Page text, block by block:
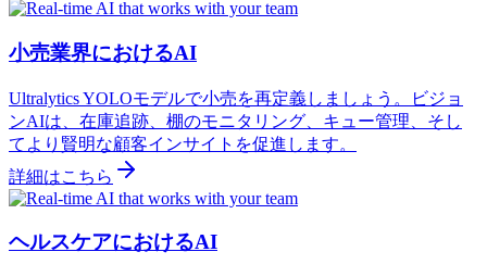
小売業界におけるAI
Ultralytics YOLOモデルで小売を再定義しましょう。ビジョ
ンAIは、在庫追跡、棚のモニタリング、キュー管理、そし
てより賢明な顧客インサイトを促進します。
詳細はこちら
ヘルスケアにおけるAI